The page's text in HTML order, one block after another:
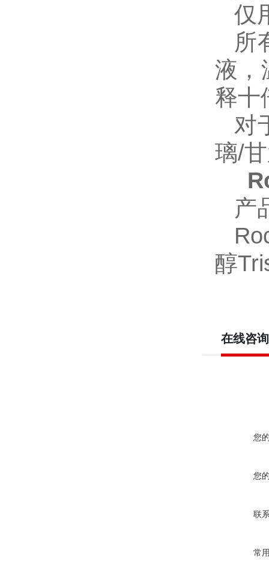
仅
所
液，
释十
对
璃/
产
醇
在线咨询
您
您
联
常